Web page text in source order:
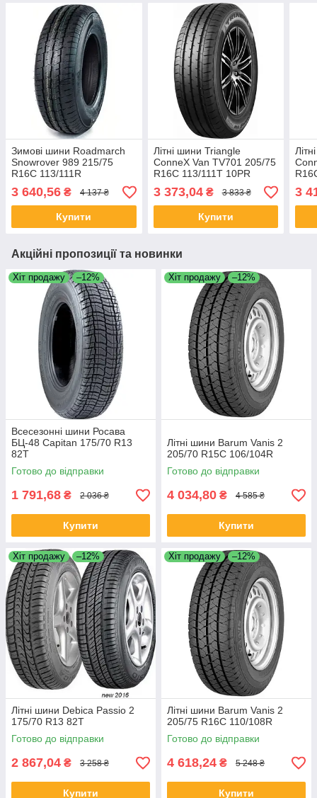
Зимові шини Roadmarch
Snowrover 989 215/75
R16C 113/111R
3 640,56 ₴ 4 137 ₴
Купити
Літні шини Triangle
ConneX Van TV701 205/75
R16C 113/111T 10PR
3 373,04₴ 3 833 ₴
Купити
3
Акційні пропозиції та новинки
Хіт продажу –12%
Всесезонні шини Росава
БЦ-48 Capitan 175/70 R13
82T
Готово до відправки
1 791,68 ₴ 2 036 ₴
Купити
Хіт продажу –12%
Літні шини Barum Vanis 2
205/70 R15C 106/104R
Готово до відправки
4 034,80 ₴ 4 585 ₴
Купити
Хіт продажу –12%
Літні шини Debica Passio 2
175/70 R13 82T
Готово до відправки
2 867,04 ₴ 3 258 ₴
Купити
Хіт продажу –12%
Літні шини Barum Vanis 2
205/75 R16C 110/108R
Готово до відправки
4 618,24 ₴ 5 248 ₴
Купити